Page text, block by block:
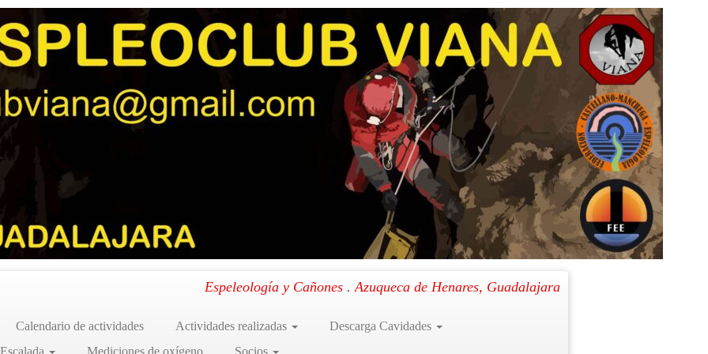
Espeleología y Cañones . Azuqueca de Henares, Guadalajara
Calendario de actividades Actividades realizadas
Descarga Cavidades
Mediciones de oxígeno Socios
2026 »WhatsApp Image 2
Carranza,Vizcaya) 21 de marzo 2026
Siguiente →